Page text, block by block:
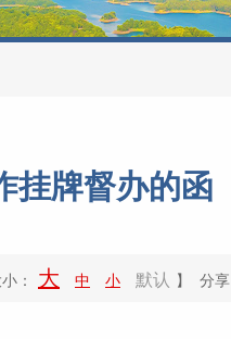
挂牌督办的函
： 大 中 小 默认 】 分享